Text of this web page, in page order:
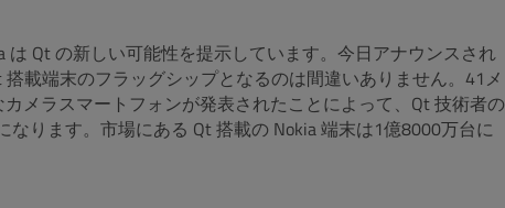
は Qt の新しい可能性を提示しています。今日アナウンスされ
載端末のフラッグシップとなるのは間違いありません。41メ
メラスマートフォンが発表されたことによって、Qt 技術者の
ります。市場にある Qt 搭載の Nokia 端末は1億8000万台に